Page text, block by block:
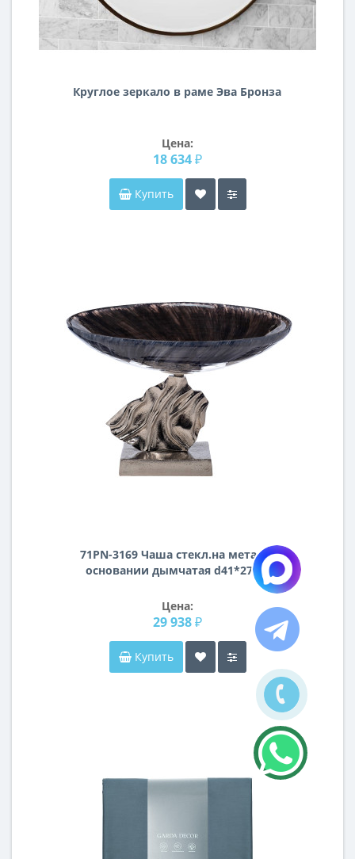
Круглое зеркало в раме Эва Бронза
Цена:
18 634 ₽
Купить
71PN-3169 Чаша стекл.на металл.
основании дымчатая d41*27cm
Цена:
29 938 ₽
Купить